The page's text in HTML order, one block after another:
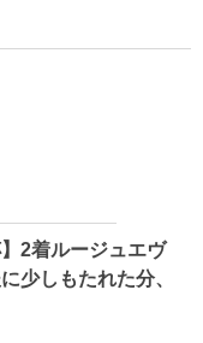
2着ルージュエヴ
少しもたれた分、